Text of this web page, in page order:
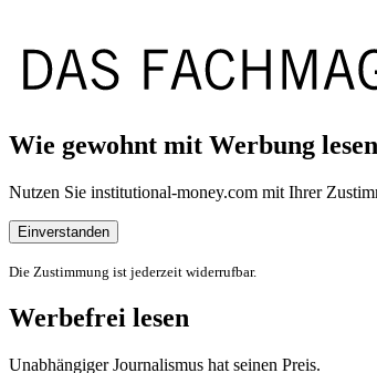
Wie gewohnt mit Werbung lesen
Nutzen Sie institutional-money.com mit Ihrer
Einverstanden
Die Zustimmung ist jederzeit widerrufbar.
Werbefrei lesen
Unabhängiger Journalismus hat seinen Preis.